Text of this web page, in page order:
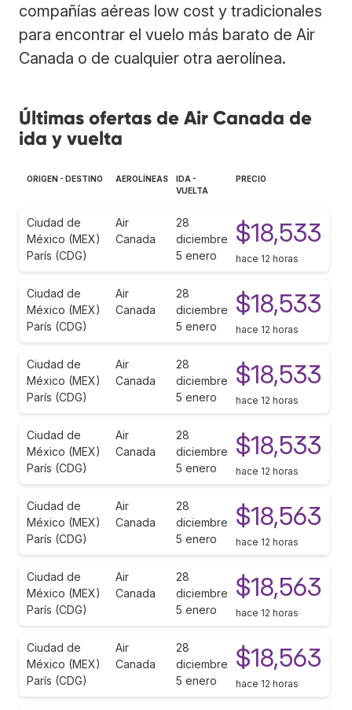
compañías aéreas low cost y tradicionales
para encontrar el vuelo más barato de Air
Canada o de cualquier otra aerolínea.
Últimas ofertas de Air Canada de
ida y vuelta
ORIGEN - DESTINO AEROLÍNEAS
IDA -
VUELTA
PRECIO
Ciudad de
México (MEX)
París (CDG)
Air
Canada
28
diciembre
5 enero
$18,533
hace 12 horas
Ciudad de
México (MEX)
París (CDG)
Air
Canada
28
diciembre
5 enero
$18,533
hace 12 horas
Ciudad de
México (MEX)
París (CDG)
Air
Canada
28
diciembre
5 enero
$18,533
hace 12 horas
Ciudad de
México (MEX)
París (CDG)
Air
Canada
28
diciembre
5 enero
$18,533
hace 12 horas
Ciudad de
México (MEX)
París (CDG)
Air
Canada
28
diciembre
5 enero
$18,563
hace 12 horas
Ciudad de
México (MEX)
París (CDG)
Air
Canada
28
diciembre
5 enero
$18,563
hace 12 horas
Ciudad de
México (MEX)
París (CDG)
Air
Canada
28
diciembre
5 enero
$18,563
hace 12 horas